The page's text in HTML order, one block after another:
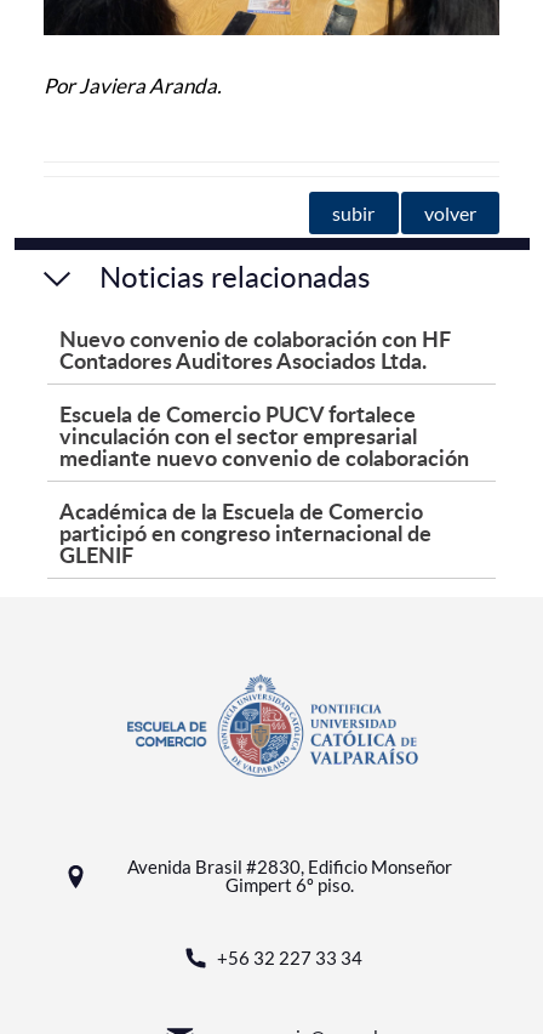
Por Javiera Aranda.
subir volver
Noticias relacionadas
Nuevo convenio de colaboración con HF
Contadores Auditores Asociados Ltda.
Escuela de Comercio PUCV fortalece
vinculación con el sector empresarial
mediante nuevo convenio de colaboración
Académica de la Escuela de Comercio
participó en congreso internacional de
GLENIF
Avenida Brasil #2830, Edificio Monseñor
Gimpert 6º piso.
+56 32 227 33 34